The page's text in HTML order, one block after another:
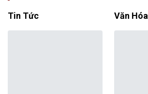
Tin Tức Văn Hóa